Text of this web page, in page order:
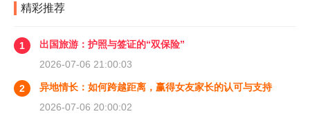
精彩推荐
1
出国旅游：护照与签证的“双保险”
2026-07-06 21:00:03
2
异地情长：如何跨越距离，赢得女友家长的认可与支持
2026-07-06 20:00:02